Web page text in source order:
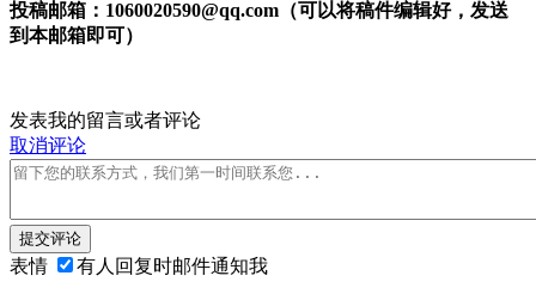
投稿邮箱：1060020590@qq.com（可以将稿件编辑好，发送
到本邮箱即可）
发表我的留言或者评论
取消评论
提交评论
表情 有人回复时邮件通知我